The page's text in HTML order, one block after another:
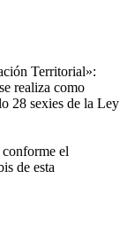
Territorial»:
realiza como
28 sexies de la Ley
el
de esta